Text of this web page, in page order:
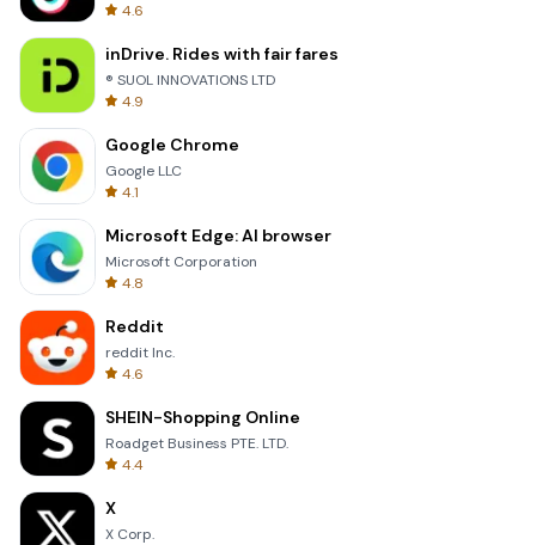
4.6
inDrive. Rides with fair fares
® SUOL INNOVATIONS LTD
4.9
Google Chrome
Google LLC
4.1
Microsoft Edge: AI browser
Microsoft Corporation
4.8
Reddit
reddit Inc.
4.6
SHEIN-Shopping Online
Roadget Business PTE. LTD.
4.4
X
X Corp.